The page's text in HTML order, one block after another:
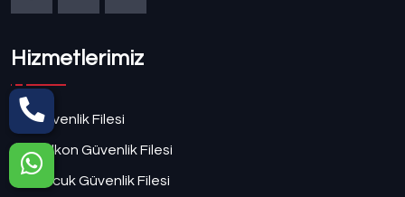
Hizmetlerimiz
Güvenlik Filesi
Balkon Güvenlik Filesi
Çocuk Güvenlik Filesi